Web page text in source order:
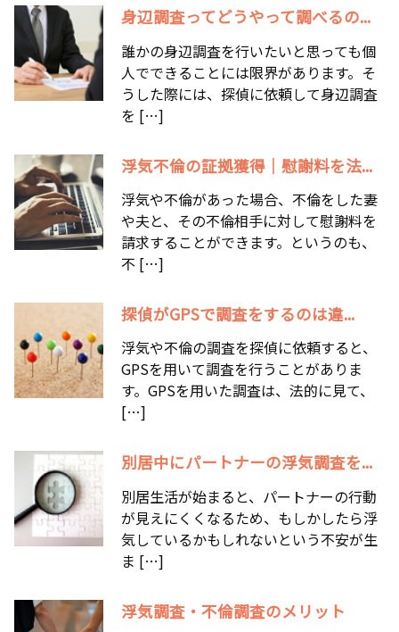
身辺調査ってどうやって調べるの...
誰かの身辺調査を行いたいと思っても個
人でできることには限界があります。そ
うした際には、探偵に依頼して身辺調査
を […]
浮気不倫の証拠獲得｜慰謝料を法...
浮気や不倫があった場合、不倫をした妻
や夫と、その不倫相手に対して慰謝料を
請求することができます。というのも、
不 […]
探偵がGPSで調査をするのは違...
浮気や不倫の調査を探偵に依頼すると、
GPSを用いて調査を行うことがありま
す。GPSを用いた調査は、法的に見て、
[…]
別居中にパートナーの浮気調査を...
別居生活が始まると、パートナーの行動
が見えにくくなるため、もしかしたら浮
気しているかもしれないという不安が生
ま […]
浮気調査・不倫調査のメリット